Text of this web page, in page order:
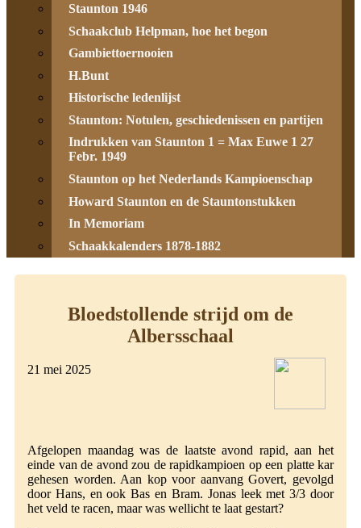
Staunton 1946
Schaakclub Helpman, hoe het begon
Gambiettoernooien
H.Bunt
Historische ledenlijst
Staunton: Notulen, geschiedenissen en partijen
Indrukken van Staunton 1 = Max Euwe 1 27
Febr. 1949
Staunton op het Nederlands Kampioenschap
Howard Staunton en de Stauntonstukken
In Memoriam
Schaakkalenders 1878-1882
Bloedstollende strijd om de
Albersschaal
21 mei 2025
Afgelopen maandag was de laatste avond rapid, aan het
einde van de avond zou de rapidkampioen op een platte kar
gehesen worden. Aan kop voor aanvang Govert, gevolgd
door Hans, en ook Bas en Bram. Jonas leek met 3/3 door
het veld te racen, maar was wellicht te laat gestart?